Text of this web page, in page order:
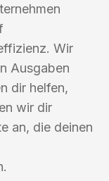
Wir
Ausgaben
dir helfen,
wir dir
an, die deinen